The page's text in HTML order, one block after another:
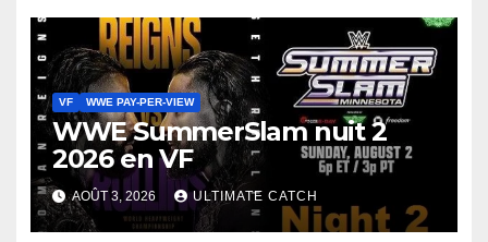
VF WWE PAY-PER-VIEW
WWE SummerSlam nuit 2
2026 en VF
AOÛT 3, 2026 ULTIMATE CATCH